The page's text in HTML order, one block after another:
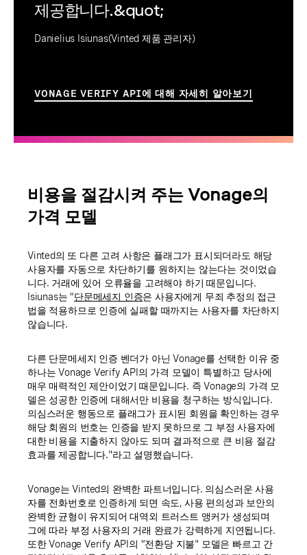
제공합니다.&quot;
Danielius Isiunas(Vinted 제품 관리자)
VONAGE VERIFY API에 대해 자세히 알아보기
비용을 절감시켜 주는 Vonage의
가격 모델
Vinted의 또 다른 고려 사항은 플래그가 표시되더라도 해당
사용자를 자동으로 차단하기를 원하지는 않는다는 것이었습
니다. 거래에 있어 오류율을 고려해야 하기 때문입니다.
Isiunas는 “단문메세지 인증은 사용자에게 무죄 추정의 접근
법을 적용하므로 인증에 실패할 때까지는 사용자를 차단하지
않습니다.
다른 단문메세지 인증 벤더가 아닌 Vonage를 선택한 이유 중
하나는 Vonage Verify API의 가격 모델이 특별하고 당사에
매우 매력적인 제안이었기 때문입니다. 즉 Vonage의 가격 모
델은 성공한 인증에 대해서만 비용을 청구하는 방식입니다.
의심스러운 행동으로 플래그가 표시된 회원을 확인하는 경우
해당 회원의 번호는 인증을 받지 못하므로 그 부정 사용자에
대한 비용을 지출하지 않아도 되며 결과적으로 큰 비용 절감
효과를 제공합니다."라고 설명했습니다.
Vonage는 Vinted의 완벽한 파트너입니다. 의심스러운 사용
자를 전화번호로 인증하게 되면 속도, 사용 편의성과 보안의
완벽한 균형이 유지되어 대역외 트러스트 앵커가 생성되며
그에 따라 부정 사용자의 거래 완료가 강력하게 지연됩니다.
또한 Vonage Verify API의 “전환당 지불" 모델은 빠르고 간